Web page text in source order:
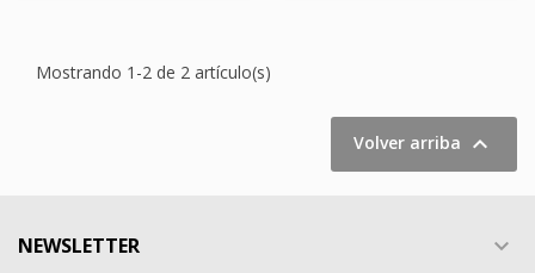
Mostrando 1-2 de 2 artículo(s)
Volver arriba 
NEWSLETTER 